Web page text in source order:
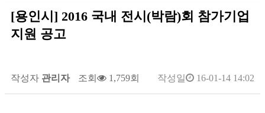
[용인시] 2016 국내 전시(박람)회 참가기업
지원 공고
작성자 관리자 조회 1,759회 작성일 16-01-14 14:02